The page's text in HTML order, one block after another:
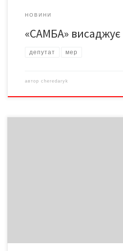
НОВИНИ
«САМБА» висаджує
депутат мер
автор cheredaryk